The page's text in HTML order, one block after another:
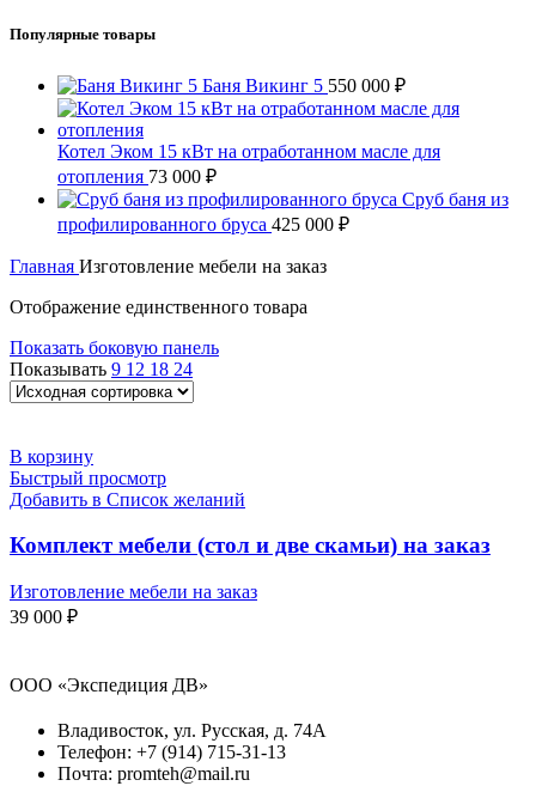
Популярные товары
Баня Викинг 5 550 000 ₽
Котел Эком 15 кВт на отработанном масле для
отопления 73 000 ₽
Сруб баня из
профилированного бруса 425 000 ₽
Главная Изготовление мебели на заказ
Отображение единственного товара
Показать боковую панель
Показывать 9 12 18 24
В корзину
Быстрый просмотр
Добавить в Список желаний
Комплект мебели (стол и две скамьи) на заказ
Изготовление мебели на заказ
39 000 ₽
ООО «Экспедиция ДВ»
Владивосток, ул. Русская, д. 74А
Телефон: +7 (914) 715-31-13
Почта: promteh@mail.ru